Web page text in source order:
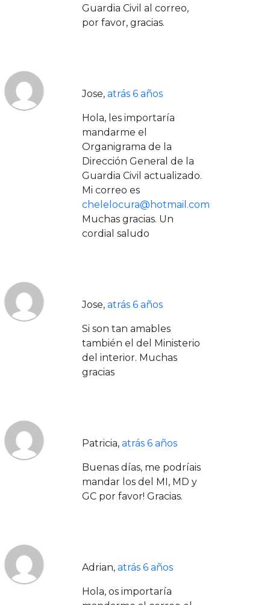
Guardia Civil al correo,
por favor, gracias.
Jose, atrás 6 años
Hola, les importaría
mandarme el
Organigrama de la
Dirección General de la
Guardia Civil actualizado.
Mi correo es
chelelocura@hotmail.com
Muchas gracias. Un
cordial saludo
Jose, atrás 6 años
Si son tan amables
también el del Ministerio
del interior. Muchas
gracias
Patricia, atrás 6 años
Buenas días, me podríais
mandar los del MI, MD y
GC por favor! Gracias.
Adrian, atrás 6 años
Hola, os importaría